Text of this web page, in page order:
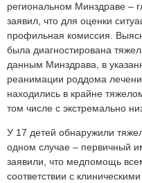
региональном Минздраве –
заявил, что для оценки
профильная комиссия.
была диагностирована
данным Минздрава, в
реанимации роддома
находились в крайне
том числе с экстремально
У 17 детей обнаружили
одном случае – первичный
заявили, что медпомощь
соответствии с